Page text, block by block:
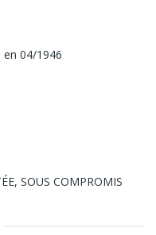
04/1946
, SOUS COMPROMIS